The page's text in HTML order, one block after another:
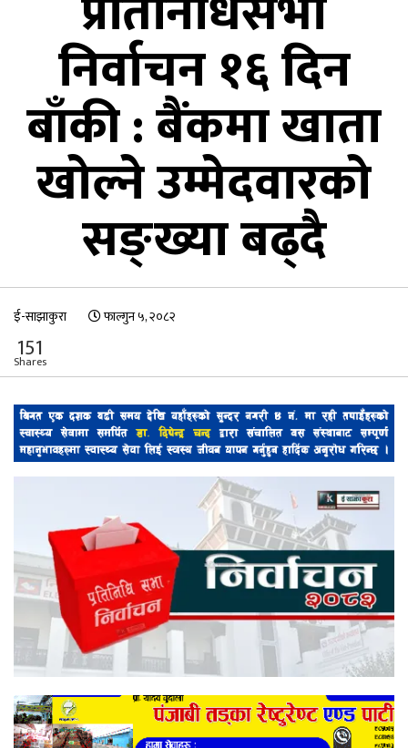
निर्वाचन १६ दिन
बाँकी : बैंकमा खाता
खोल्ने उम्मेदवारको
सङ्ख्या बढ्दै
ई-साझाकुरा फाल्गुन ५, २०८२
151
Shares